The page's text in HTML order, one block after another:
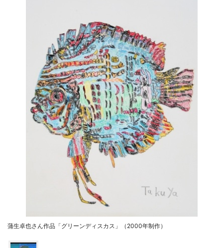
蒲生卓也さん作品「グリーンディスカス」（2000年制作）